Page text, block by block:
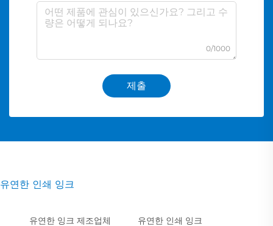
0/1000
제출
유연한 인쇄 잉크
유연한 잉크 제조업체 유연한 인쇄 잉크